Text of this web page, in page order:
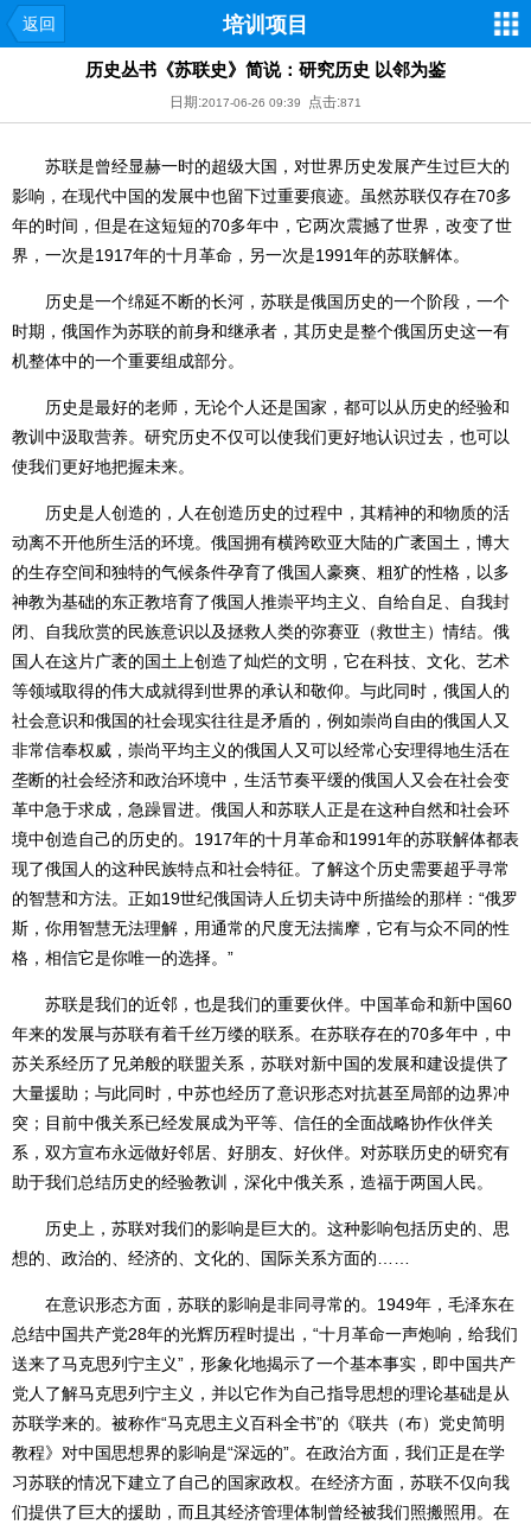
返回 培训项目
历史丛书《苏联史》简说：研究历史 以邻为鉴
日期:2017-06-26 09:39 点击:871
苏联是曾经显赫一时的超级大国，对世界历史发展产生过巨大的
影响，在现代中国的发展中也留下过重要痕迹。虽然苏联仅存在70多
年的时间，但是在这短短的70多年中，它两次震撼了世界，改变了世
界，一次是1917年的十月革命，另一次是1991年的苏联解体。
历史是一个绵延不断的长河，苏联是俄国历史的一个阶段，一个
时期，俄国作为苏联的前身和继承者，其历史是整个俄国历史这一有
机整体中的一个重要组成部分。
历史是最好的老师，无论个人还是国家，都可以从历史的经验和
教训中汲取营养。研究历史不仅可以使我们更好地认识过去，也可以
使我们更好地把握未来。
历史是人创造的，人在创造历史的过程中，其精神的和物质的活
动离不开他所生活的环境。俄国拥有横跨欧亚大陆的广袤国土，博大
的生存空间和独特的气候条件孕育了俄国人豪爽、粗犷的性格，以多
神教为基础的东正教培育了俄国人推崇平均主义、自给自足、自我封
闭、自我欣赏的民族意识以及拯救人类的弥赛亚（救世主）情结。俄
国人在这片广袤的国土上创造了灿烂的文明，它在科技、文化、艺术
等领域取得的伟大成就得到世界的承认和敬仰。与此同时，俄国人的
社会意识和俄国的社会现实往往是矛盾的，例如崇尚自由的俄国人又
非常信奉权威，崇尚平均主义的俄国人又可以经常心安理得地生活在
垄断的社会经济和政治环境中，生活节奏平缓的俄国人又会在社会变
革中急于求成，急躁冒进。俄国人和苏联人正是在这种自然和社会环
境中创造自己的历史的。1917年的十月革命和1991年的苏联解体都表
现了俄国人的这种民族特点和社会特征。了解这个历史需要超乎寻常
的智慧和方法。正如19世纪俄国诗人丘切夫诗中所描绘的那样：“俄罗
斯，你用智慧无法理解，用通常的尺度无法揣摩，它有与众不同的性
格，相信它是你唯一的选择。”
苏联是我们的近邻，也是我们的重要伙伴。中国革命和新中国60
年来的发展与苏联有着千丝万缕的联系。在苏联存在的70多年中，中
苏关系经历了兄弟般的联盟关系，苏联对新中国的发展和建设提供了
大量援助；与此同时，中苏也经历了意识形态对抗甚至局部的边界冲
突；目前中俄关系已经发展成为平等、信任的全面战略协作伙伴关
系，双方宣布永远做好邻居、好朋友、好伙伴。对苏联历史的研究有
助于我们总结历史的经验教训，深化中俄关系，造福于两国人民。
历史上，苏联对我们的影响是巨大的。这种影响包括历史的、思
想的、政治的、经济的、文化的、国际关系方面的……
在意识形态方面，苏联的影响是非同寻常的。1949年，毛泽东在
总结中国共产党28年的光辉历程时提出，“十月革命一声炮响，给我们
送来了马克思列宁主义”，形象化地揭示了一个基本事实，即中国共产
党人了解马克思列宁主义，并以它作为自己指导思想的理论基础是从
苏联学来的。被称作“马克思主义百科全书”的《联共（布）党史简明
教程》对中国思想界的影响是“深远的”。在政治方面，我们正是在学
习苏联的情况下建立了自己的国家政权。在经济方面，苏联不仅向我
们提供了巨大的援助，而且其经济管理体制曾经被我们照搬照用。在